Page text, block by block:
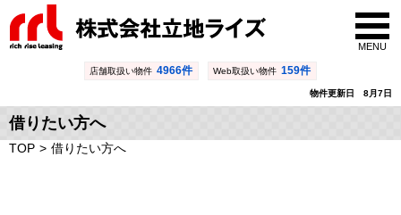
店舗取扱い物件 4966件 Web取扱い物件 159件
物件更新日 8月7日
MENU
借りたい方へ
TOP 借りたい方へ